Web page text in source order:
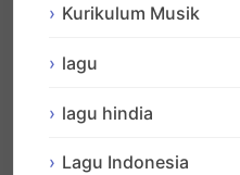
Kurikulum Musik
lagu
lagu hindia
Lagu Indonesia